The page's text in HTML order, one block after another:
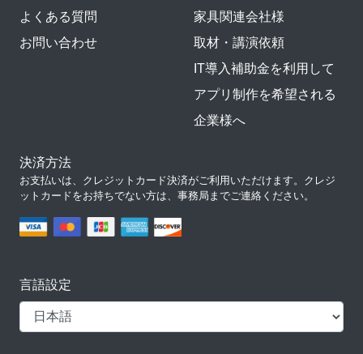
よくある質問
お問い合わせ
家具関連会社様
取材・講演依頼
IT導入補助金を利用して
アプリ制作を希望される
企業様へ
決済方法
お支払いは、クレジットカード決済がご利用いただけます。クレジ
ットカードをお持ちでない方は、事務局までご連絡ください。
言語設定